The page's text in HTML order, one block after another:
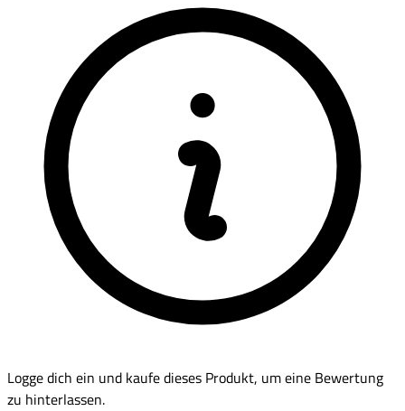
Logge dich ein und kaufe dieses Produkt, um eine Bewertung
zu hinterlassen.